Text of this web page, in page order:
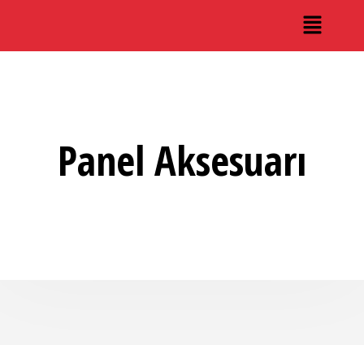
Panel Aksesuarı